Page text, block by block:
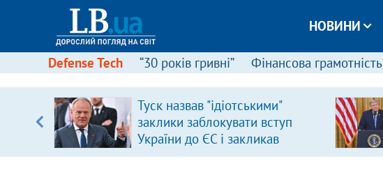
НОВИНИ
Defense Tech “30 років гривні” Фінансова грамотність
Туск назвав "ідіотськими"
заклики заблокувати вступ
України до ЄС і закликав
припинити антиукраїнську